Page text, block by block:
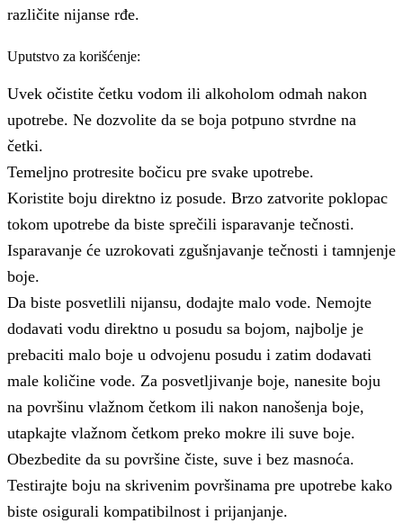
različite nijanse rđe.
Uputstvo za korišćenje:
Uvek očistite četku vodom ili alkoholom odmah nakon
upotrebe. Ne dozvolite da se boja potpuno stvrdne na
četki.
Temeljno protresite bočicu pre svake upotrebe.
Koristite boju direktno iz posude. Brzo zatvorite poklopac
tokom upotrebe da biste sprečili isparavanje tečnosti.
Isparavanje će uzrokovati zgušnjavanje tečnosti i tamnjenje
boje.
Da biste posvetlili nijansu, dodajte malo vode. Nemojte
dodavati vodu direktno u posudu sa bojom, najbolje je
prebaciti malo boje u odvojenu posudu i zatim dodavati
male količine vode. Za posvetljivanje boje, nanesite boju
na površinu vlažnom četkom ili nakon nanošenja boje,
utapkajte vlažnom četkom preko mokre ili suve boje.
Obezbedite da su površine čiste, suve i bez masnoća.
Testirajte boju na skrivenim površinama pre upotrebe kako
biste osigurali kompatibilnost i prijanjanje.